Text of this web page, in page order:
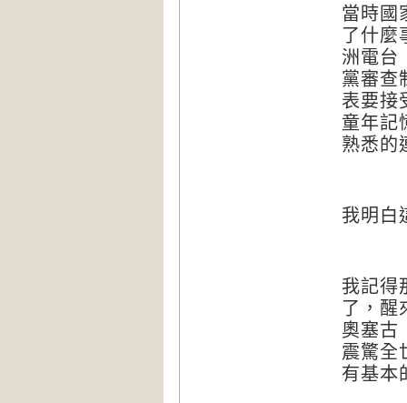
當時國
了什麼
洲電台
黨審查
表要接
童年記
熟悉的
我明白
我記得
了，醒
奧塞古
震驚全
有基本